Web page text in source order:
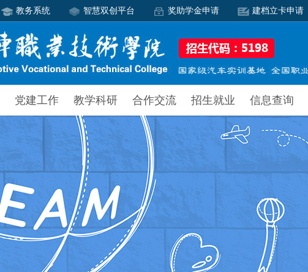
教务系统 智慧双创平台 奖助学金申请 建档立卡申请
党建工作 教学科研 合作交流 招生就业 信息查询